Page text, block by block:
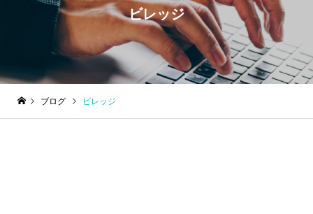
ビレッジ
ブログ ビレッジ